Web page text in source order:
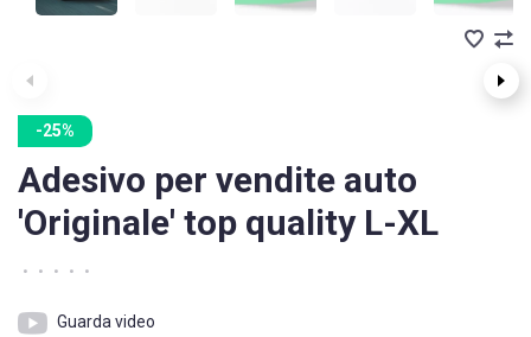
-25%
Adesivo per vendite auto
'Originale' top quality L-XL
• • • • •
Guarda video